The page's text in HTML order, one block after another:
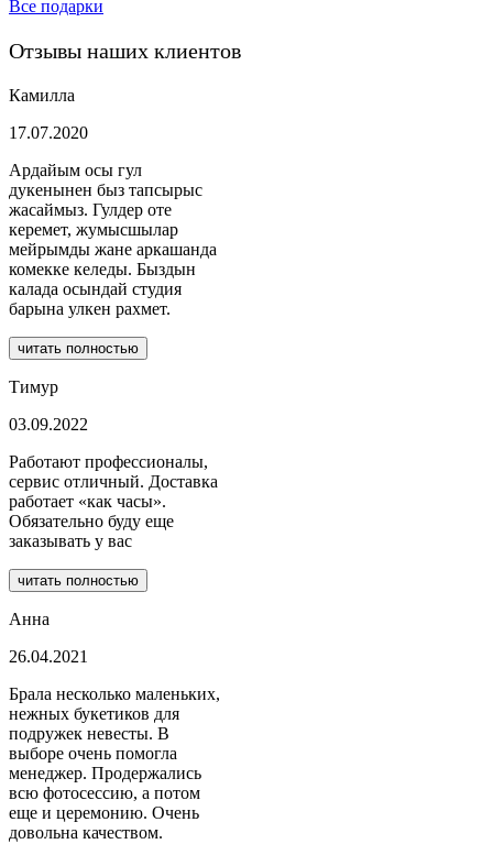
Все подарки
Отзывы наших клиентов
Камилла
17.07.2020
Ардайым осы гул
дукенынен быз тапсырыс
жасаймыз. Гулдер оте
керемет, жумысшылар
мейрымды жане аркашанда
комекке келеды. Быздын
калада осындай студия
барына улкен рахмет.
читать полностью
Тимур
03.09.2022
Работают профессионалы,
сервис отличный. Доставка
работает «как часы».
Обязательно буду еще
заказывать у вас
читать полностью
Анна
26.04.2021
Брала несколько маленьких,
нежных букетиков для
подружек невесты. В
выборе очень помогла
менеджер. Продержались
всю фотосессию, а потом
еще и церемонию. Очень
довольна качеством.